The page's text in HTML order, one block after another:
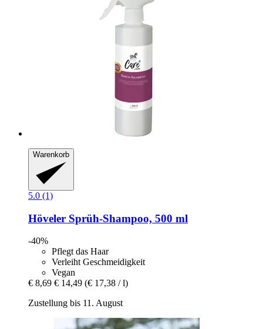
Warenkorb
5.0 (1)
Höveler Sprüh-​Shampoo, 500 ml
-40%
Pflegt das Haar
Verleiht Geschmeidigkeit
Vegan
€ 8,69 € 14,49 (€ 17,38 / l)
Zustellung bis 11. August